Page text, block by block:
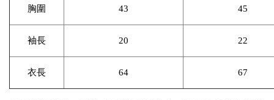
胸圍 43 45
袖長 20 22
衣長 64 67